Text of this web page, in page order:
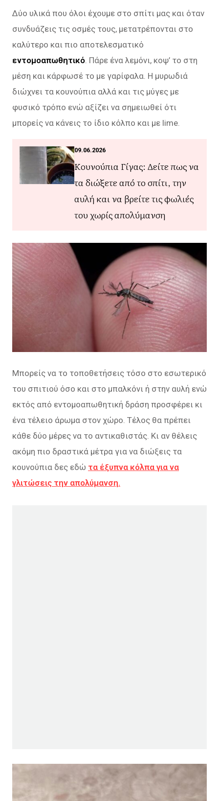
Δύο υλικά που όλοι έχουμε στο σπίτι μας και όταν
συνδυάζεις τις οσμές τους, μετατρέπονται στο
καλύτερο και πιο αποτελεσματικό
εντομοαπωθητικό . Πάρε ένα λεμόνι, κοψ’ το στη
μέση και κάρφωσέ το με γαρίφαλα. Η μυρωδιά
διώχνει τα κουνούπια αλλά και τις μύγες με
φυσικό τρόπο ενώ αξίζει να σημειωθεί ότι
μπορείς να κάνεις το ίδιο κόλπο και με lime.
09.06.2026
Κουνούπια Γίγας: Δείτε πως να
τα διώξετε από το σπίτι, την
αυλή και να βρείτε τις φωλιές
του χωρίς απολύμανση
Μπορείς να το τοποθετήσεις τόσο στο εσωτερικό
του σπιτιού όσο και στο μπαλκόνι ή στην αυλή ενώ
εκτός από εντομοαπωθητική δράση προσφέρει κι
ένα τέλειο άρωμα στον χώρο. Τέλος θα πρέπει
κάθε δύο μέρες να το αντικαθιστάς. Κι αν θέλεις
ακόμη πιο δραστικά μέτρα για να διώξεις τα
κουνούπια δες εδώ τα έξυπνα κόλπα για να
γλιτώσεις την απολύμανση.